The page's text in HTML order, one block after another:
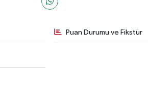
Puan Durumu ve Fikstür